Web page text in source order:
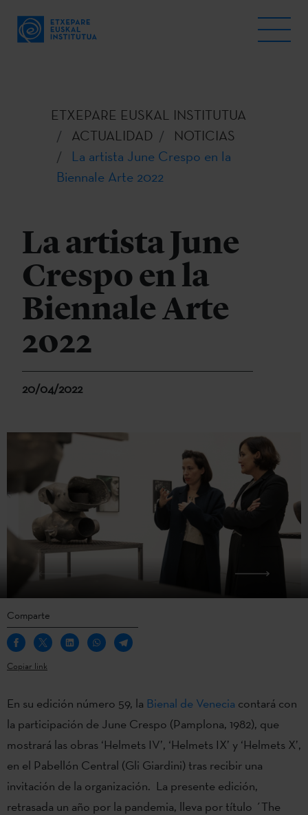
ETXEPARE EUSKAL INSTITUTUA
ACTUALIDAD
NOTICIAS
La artista June Crespo en la
Biennale Arte 2022
La artista June
Crespo en la
Biennale Arte
2022
20/04/2022
Comparte
Copiar link
En su edición número 59, la Bienal de Venecia contará con
la participación de June Crespo (Pamplona, 1982), que
mostrará las obras ‘Helmets IV’, ‘Helmets IX’ y ‘Helmets X’,
en el Pabellón Central (Gli Giardini) tras recibir una
invitación de la organización. La presente edición,
retrasada un año por la pandemia, lleva por título ´The